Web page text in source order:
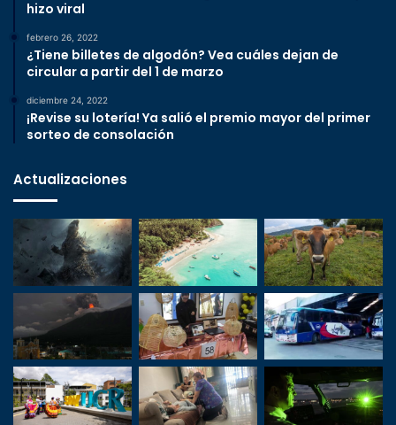
hizo viral
febrero 26, 2022
¿Tiene billetes de algodón? Vea cuáles dejan de
circular a partir del 1 de marzo
diciembre 24, 2022
¡Revise su lotería! Ya salió el premio mayor del primer
sorteo de consolación
Actualizaciones